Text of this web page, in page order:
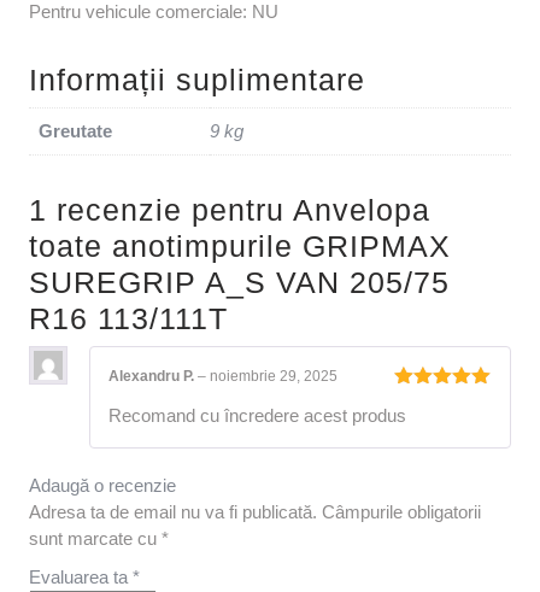
Pentru vehicule comerciale: NU
Informații suplimentare
Greutate 9 kg
1 recenzie pentru Anvelopa
toate anotimpurile GRIPMAX
SUREGRIP A_S VAN 205/75
R16 113/111T
5din 5
Alexandru P. – noiembrie 29, 2025
Recomand cu încredere acest produs
Adaugă o recenzie
Adresa ta de email nu va fi publicată. Câmpurile obligatorii
sunt marcate cu *
Evaluarea ta *